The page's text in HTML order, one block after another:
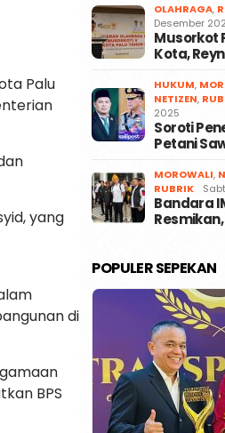
Palu
yang
di
BPS
OLAHRAGA,
Desember
Musorkot
Kota,
HUKUM,
NETIZEN,
2025
Soroti
Petani
MOROWALI,
RUBRIK
Bandara
POPULER SEPEKAN